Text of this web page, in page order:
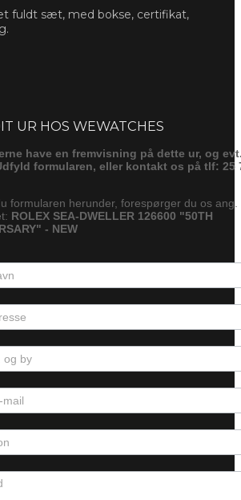
fuldt sæt, med bokse, certifikat,
UR HOS WEWATCHES
have en fremvisning på dette ur, og
formularen, eller kontakt os på tlf: 25
formularen herunder, forespørger du os ang.
ROLEX SEA-DWELLER 126600 "50TH
- NEW